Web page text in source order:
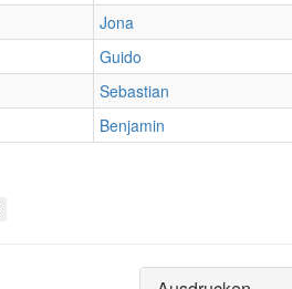
Jona
Guido
Sebastian
Benjamin